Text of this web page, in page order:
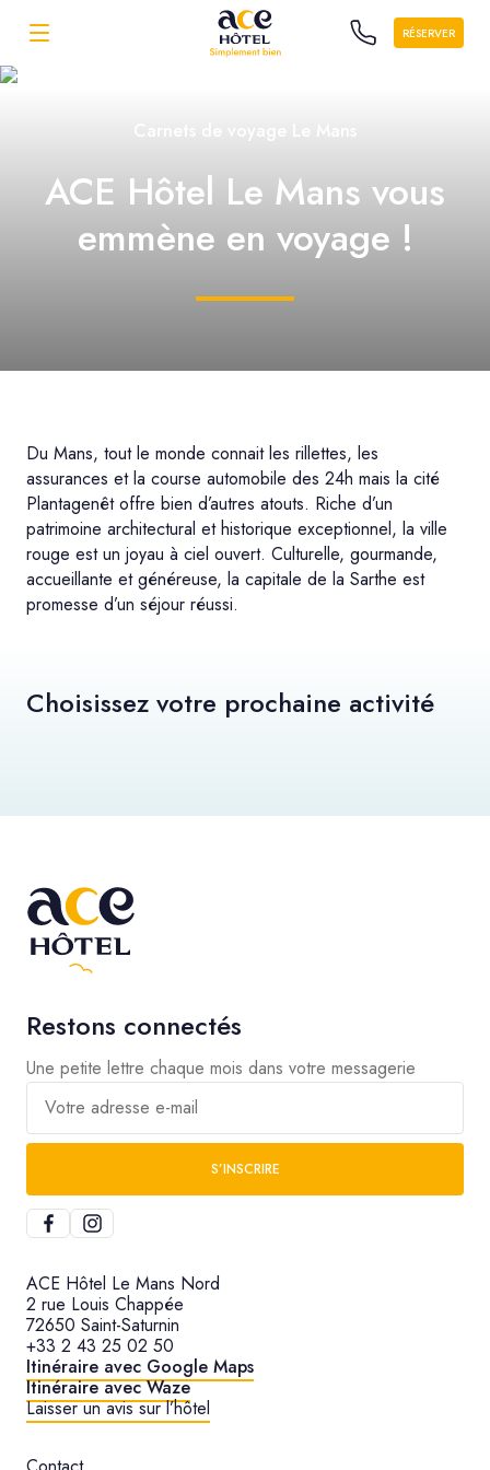
RÉSERVER
ACE Hôtel Le Mans vous
emmène en voyage !
Du Mans, tout le monde connait les rillettes, les
assurances et la course automobile des 24h mais la cité
Plantagenêt offre bien d’autres atouts. Riche d’un
patrimoine architectural et historique exceptionnel, la ville
rouge est un joyau à ciel ouvert. Culturelle, gourmande,
accueillante et généreuse, la capitale de la Sarthe est
promesse d’un séjour réussi.
Choisissez votre prochaine activité
Restons connectés
Une petite lettre chaque mois dans votre messagerie
Votre adresse e-mail
S’INSCRIRE
ACE Hôtel Le Mans Nord
2 rue Louis Chappée
72650 Saint-Saturnin
+33 2 43 25 02 50
Itinéraire avec Google Maps
Itinéraire avec Waze
Laisser un avis sur l’hôtel